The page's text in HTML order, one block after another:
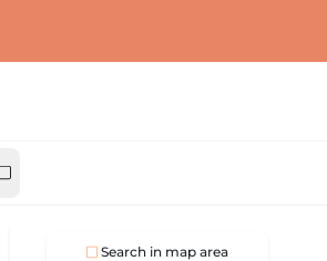
Search in map area